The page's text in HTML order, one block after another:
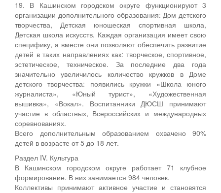
19. В Кашинском городском округе функционируют 3
организации дополнительного образования: Дом детского
творчества, Детская юношеская спортивная школа,
Детская школа искусств. Каждая организация имеет свою
специфику, а вместе они позволяют обеспечить развитие
детей в таких направлениях как: творческое, спортивное,
эстетическое, техническое. За последние два года
значительно увеличилось количество кружков в Доме
детского творчества: появились кружки «Школа юного
журналиста», «Юный турист», «Художественная
вышивка», «Вокал». Воспитанники ДЮСШ принимают
участие в областных, Всероссийских и международных
соревнованиях.
Всего дополнительным образованием охвачено 90%
детей в возрасте от 5 до 18 лет.
Раздел IV. Культура
В Кашинском городском округе работает 71 клубное
формирование. В них занимается 984 человек.
Коллективы принимают активное участие и становятся